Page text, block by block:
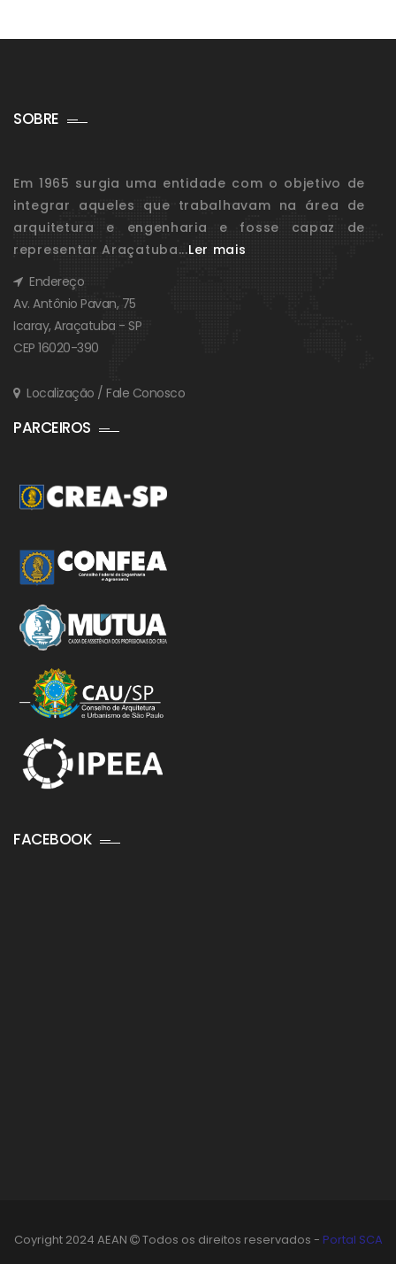
SOBRE
Em 1965 surgia uma entidade com o objetivo de
integrar aqueles que trabalhavam na área de
arquitetura e engenharia e fosse capaz de
representar Araçatuba...Ler mais
Endereço
Av. Antônio Pavan, 75
Icaray, Araçatuba - SP
CEP 16020-390
Localização / Fale Conosco
PARCEIROS
FACEBOOK
Coyright 2024 AEAN Todos os direitos reservados - Portal SCA